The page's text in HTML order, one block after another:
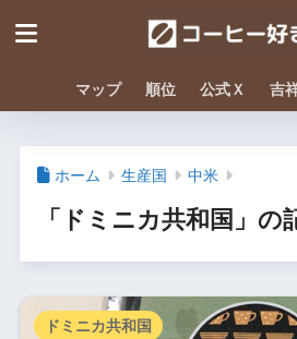
マップ 順位 公式Ｘ 吉
ホーム 生産国 中米
「ドミニカ共和国」の
ドミニカ共和国